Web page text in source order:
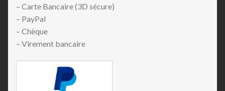
– Carte Bancaire (3D sécure)
– PayPal
– Chèque
– Virement bancaire